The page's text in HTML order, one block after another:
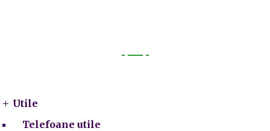
Utile
Telefoane utile